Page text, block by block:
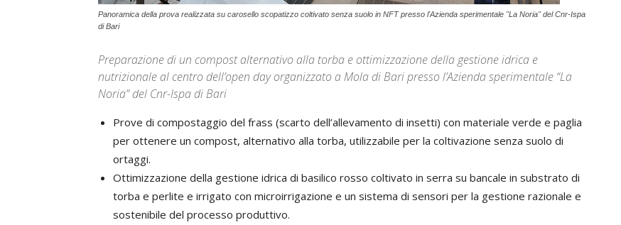
Panoramica della prova realizzata su carosello scopatizzo coltivato senza suolo in NFT presso l'Azienda sperimentale "La Noria" del Cnr-Ispa
di Bari
Preparazione di un compost alternativo alla torba e ottimizzazione della gestione idrica e
nutrizionale al centro dell’open day organizzato a Mola di Bari presso l’Azienda sperimentale “La
Noria” del Cnr-Ispa di Bari
Prove di compostaggio del frass (scarto dell’allevamento di insetti) con materiale verde e paglia
per ottenere un compost, alternativo alla torba, utilizzabile per la coltivazione senza suolo di
ortaggi.
Ottimizzazione della gestione idrica di basilico rosso coltivato in serra su bancale in substrato di
torba e perlite e irrigato con microirrigazione e un sistema di sensori per la gestione razionale e
sostenibile del processo produttivo.